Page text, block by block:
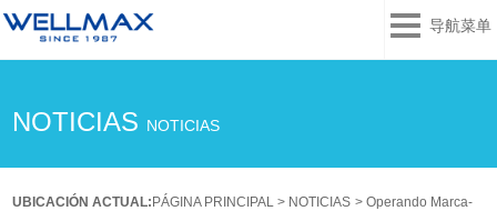
导航菜单
NOTICIAS NOTICIAS
UBICACIÓN ACTUAL: PÁGINA PRINCIPAL > NOTICIAS >Operando Marca-